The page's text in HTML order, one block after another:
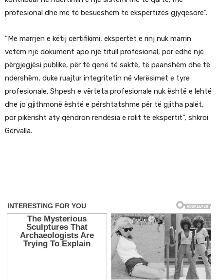
profesional dhe më të besueshëm të ekspertizës gjyqësore”.
“Me marrjen e këtij certifikimi, ekspertët e rinj nuk marrin
vetëm një dokument apo një titull profesional, por edhe një
përgjegjësi publike, për të qenë të saktë, të paanshëm dhe të
ndershëm, duke ruajtur integritetin në vlerësimet e tyre
profesionale. Shpesh e vërteta profesionale nuk është e lehtë
dhe jo gjithmonë është e përshtatshme për të gjitha palët,
por pikërisht aty qëndron rëndësia e rolit të ekspertit”, shkroi
Gërvalla.